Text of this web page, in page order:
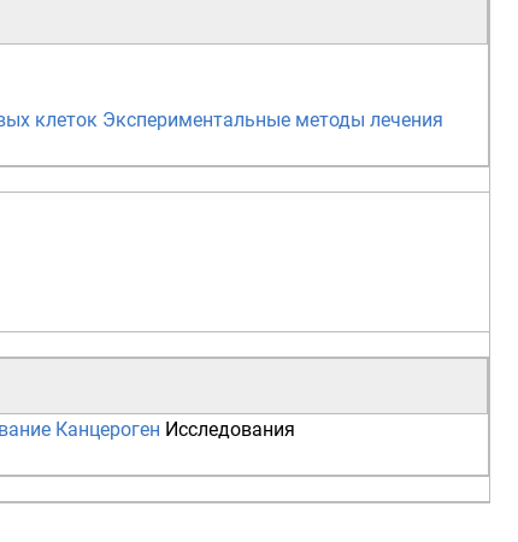
клеток Экспериментальные методы лечения
Канцероген Исследования